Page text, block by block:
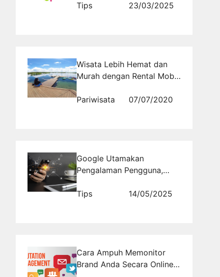
Tips
23/03/2025
Wisata Lebih Hemat dan
Murah dengan Rental Mobil
Pariwisata
07/07/2020
Google Utamakan
Pengalaman Pengguna,
Tips
14/05/2025
Cara Ampuh Memonitor
Brand Anda Secara Online